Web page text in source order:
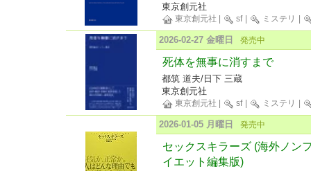
東京創元社
東京創元社 sf ミステリ
2026-02-27 金曜日 発売中
死体を無事に消すまで
都筑 道夫/日下 三蔵
東京創元社
東京創元社 sf ミステリ
2026-01-05 月曜日 発売中
セックスキラーズ (海外ノン
イエット編集版)